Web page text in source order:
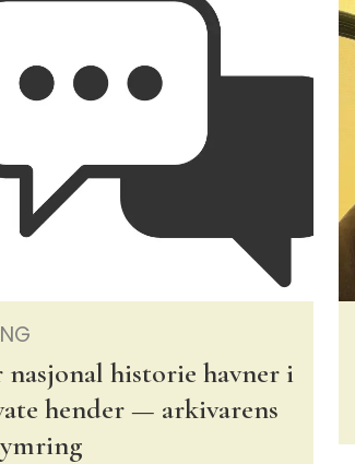
nasjonal historie havner i
hender — arkivarens